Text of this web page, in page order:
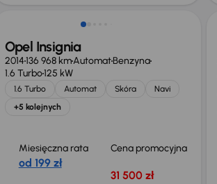
Opel Insignia
2014136 968 kmAutomatBenzyna
1.6 Turbo125 kW
1.6 Turbo Automat Skóra
Navi
+5 kolejnych
Miesięczna rata
od 199 zł
Cena promocyjna
31 500 zł